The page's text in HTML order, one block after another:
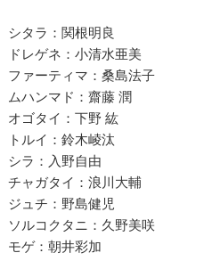
シタラ：関根明良
ドレゲネ：小清水亜美
ファーティマ：桑島法子
ムハンマド：齋藤 潤
オゴタイ：下野 紘
トルイ：鈴木崚汰
シラ：入野自由
チャガタイ：浪川大輔
ジュチ：野島健児
ソルコクタニ：久野美咲
モゲ：朝井彩加